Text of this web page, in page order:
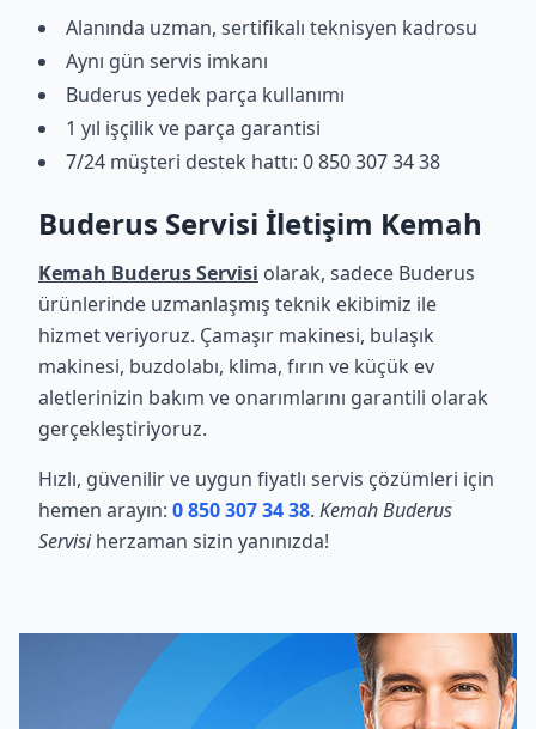
Alanında uzman, sertifikalı teknisyen kadrosu
Aynı gün servis imkanı
Buderus yedek parça kullanımı
1 yıl işçilik ve parça garantisi
7/24 müşteri destek hattı: 0 850 307 34 38
Buderus Servisi İletişim Kemah
Kemah Buderus Servisi olarak, sadece Buderus
ürünlerinde uzmanlaşmış teknik ekibimiz ile
hizmet veriyoruz. Çamaşır makinesi, bulaşık
makinesi, buzdolabı, klima, fırın ve küçük ev
aletlerinizin bakım ve onarımlarını garantili olarak
gerçekleştiriyoruz.
Hızlı, güvenilir ve uygun fiyatlı servis çözümleri için
hemen arayın: 0 850 307 34 38. Kemah Buderus
Servisiherzaman sizin yanınızda!